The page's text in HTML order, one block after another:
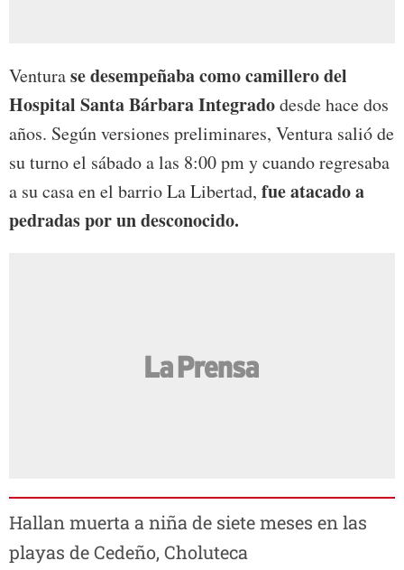
Venturase desempeñaba como camillero del
Hospital Santa Bárbara Integradodesde hace dos
años. Según versiones preliminares, Ventura salió de
su turno el sábado a las 8:00 pm y cuando regresaba
a su casa en el barrio La Libertad, fue atacado a
pedradaspor un desconocido.
Hallan muerta a niña de siete meses en las
playas de Cedeño, Choluteca